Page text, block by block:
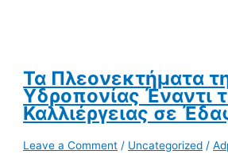
Τα Πλεονεκτήματα
Υδροπονίας Έναντι
Καλλιέργειας σε
Leave a Comment / Uncategorized /